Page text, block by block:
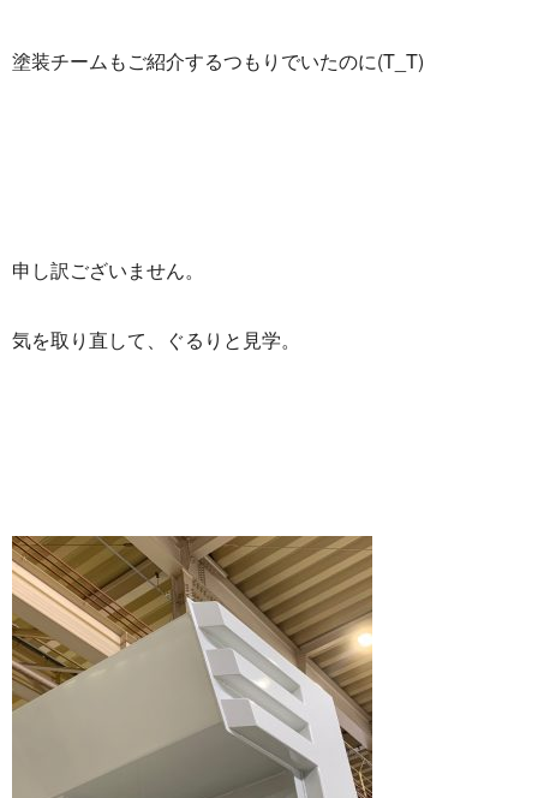
塗装チームもご紹介するつもりでいたのに(T_T)
申し訳ございません。
気を取り直して、ぐるりと見学。